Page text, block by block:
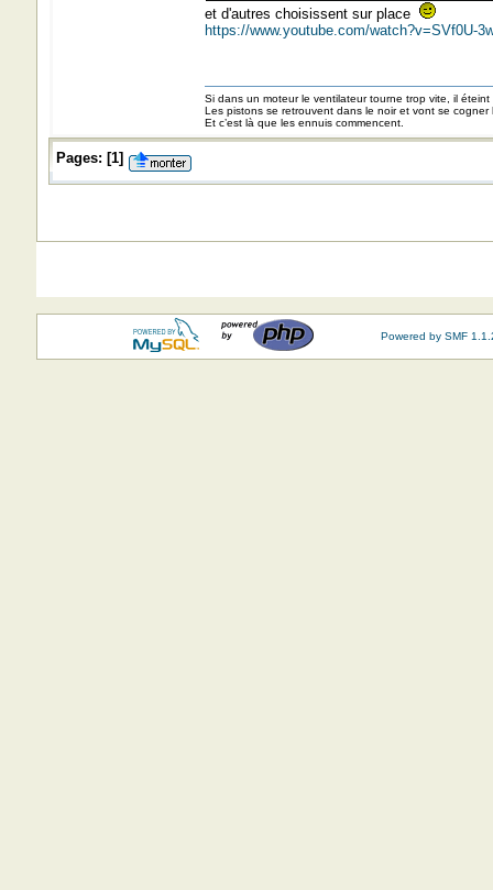
et d'autres choisissent sur place
https://www.youtube.com/watch?v=SVf0U-
Si dans un moteur le ventilateur tourne trop vite, il éteint
Les pistons se retrouvent dans le noir et vont se
Et c’est là que les ennuis commencent.
Pages: [1]
Powered by SMF